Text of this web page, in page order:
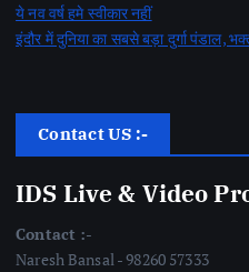
ये नव वर्ष हमे स्वीकार नहीं
इंदौर में दुनिया का सबसे बड़ा दुर्गा पंडाल,
Contact US :-
IDS Live & Video
Contact :-
Naresh Bansal - 98260 57333